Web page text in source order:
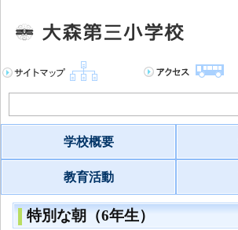
学校概要
教育活動
特別な朝（6年生）